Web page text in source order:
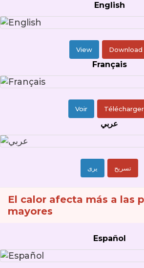
English
View Download
Français
Voir Télécharger
عربي
يرى تسريح
El calor afecta más a las
mayores
Español